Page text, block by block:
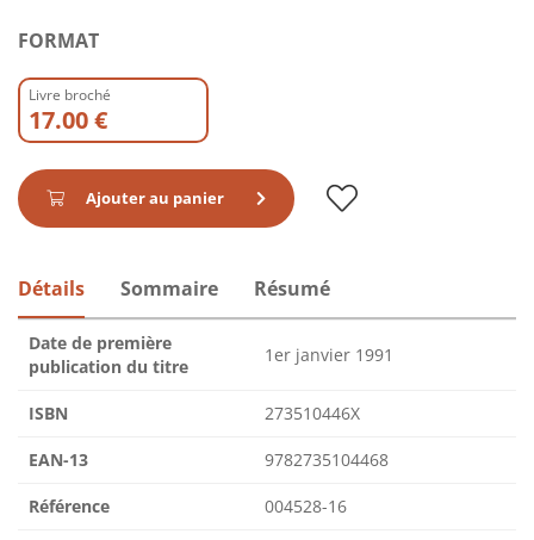
FORMAT
Livre broché
17.00 €
Ajouter au panier
Détails Sommaire Résumé
Date de première
publication du titre
1er janvier 1991
ISBN 273510446X
EAN-13 9782735104468
Référence 004528-16